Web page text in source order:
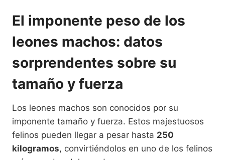
El imponente peso de los
leones machos: datos
sorprendentes sobre su
tamaño y fuerza
Los leones machos son conocidos por su
imponente tamaño y fuerza. Estos majestuosos
felinos pueden llegar a pesar hasta 250
kilogramos, convirtiéndolos en uno de los felinos